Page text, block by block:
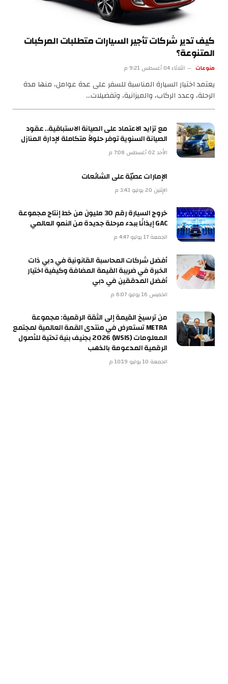
كيف تدير شركات تأجير السيارات متطلبات المركبات
المتنوعة؟
منوعات الثلاثاء 04 أغسطس 9:21 م
يعتمد اختيار السيارة المناسبة للسفر على عدة عوامل، منها مدة
الرحلة، وعدد الركاب، والميزانية، وتفضيلات…
مع تزايد الاعتماد على الصيانة الاستباقية.. عقود
الصيانة السنوية توفر حلولاً متكاملة لإدارة المنازل
الأحد 02 أغسطس 7:08 م
الإمارات عصيّة على الشائعات
الإثنين 20 يوليو 3:43 م
خروج السيارة رقم 30 مليون من خط إنتاج مجموعة
GAC إيذانًا ببدء مرحلة جديدة من النمو العالمي
الجمعة 17 يوليو 4:47 م
أفضل شركات المحاسبة القانونية في دبي ذات
الخبرة في ضريبة القيمة المضافة وكيفية اختيار
أفضل المدققين في دبي
الخميس 16 يوليو 6:07 م
من ترسيخ القيمة إلى الثقة الرقمية: مجموعة
METRA تستعرض في منتدى القمة العالمية لمجتمع
المعلومات (WSIS) 2026 بجنيف بنية تحتية للأصول
الرقمية المدعومة بالذهب
الجمعة 10 يوليو 10:19 م